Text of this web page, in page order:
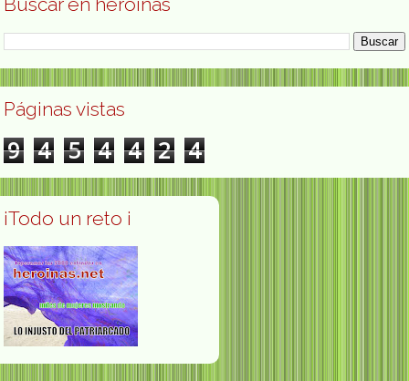
Páginas vistas
9 4 5 4 4 2 4
¡Todo un reto ¡